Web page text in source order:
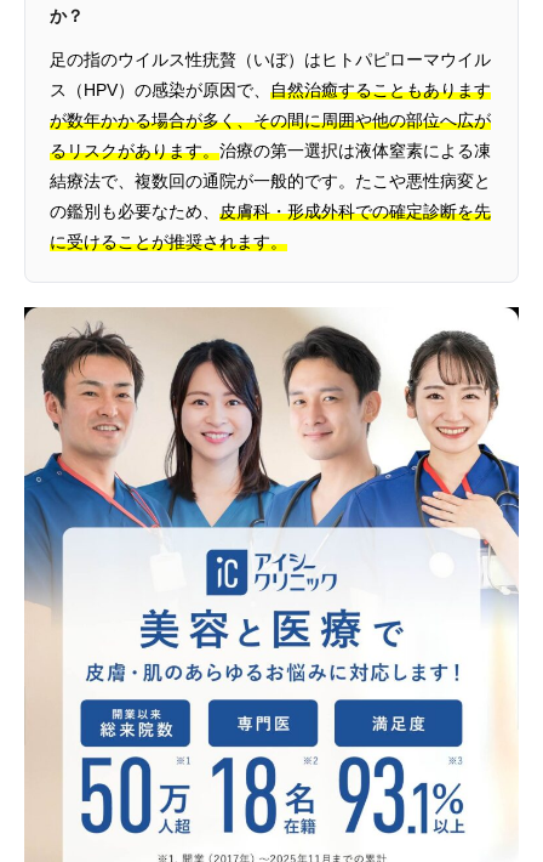
か？
足の指のウイルス性疣贅（いぼ）はヒトパピローマウイル
ス（HPV）の感染が原因で、 自然治癒することもあります
が数年かかる場合が多く、その間に周囲や他の部位へ広が
るリスクがあります。治療の第一選択は液体窒素による凍
結療法で、複数回の通院が一般的です。たこや悪性病変と
の鑑別も必要なため、 皮膚科・形成外科での確定診断を先
に受けることが推奨されます。